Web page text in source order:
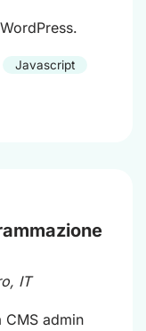
Javascript
IT
CMS admin